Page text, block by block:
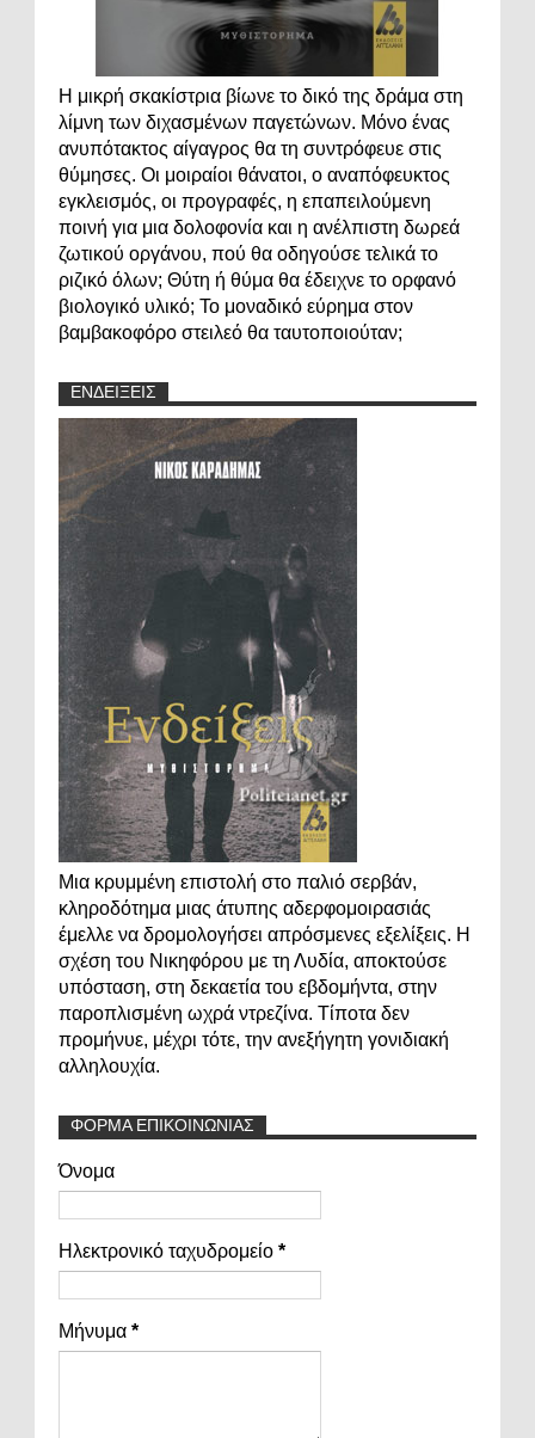
Η μικρή σκακίστρια βίωνε το δικό της δράμα στη
λίμνη των διχασμένων παγετώνων. Μόνο ένας
ανυπότακτος αίγαγρος θα τη συντρόφευε στις
θύμησες. Οι μοιραίοι θάνατοι, ο αναπόφευκτος
εγκλεισμός, οι προγραφές, η επαπειλούμενη
ποινή για μια δολοφονία και η ανέλπιστη δωρεά
ζωτικού οργάνου, πού θα οδηγούσε τελικά το
ριζικό όλων; Θύτη ή θύμα θα έδειχνε το ορφανό
βιολογικό υλικό; Το μοναδικό εύρημα στον
βαμβακοφόρο στειλεό θα ταυτοποιούταν;
ΕΝΔΕΙΞΕΙΣ
Μια κρυμμένη επιστολή στο παλιό σερβάν,
κληροδότημα μιας άτυπης αδερφομοιρασιάς
έμελλε να δρομολογήσει απρόσμενες εξελίξεις. Η
σχέση του Νικηφόρου με τη Λυδία, αποκτούσε
υπόσταση, στη δεκαετία του εβδομήντα, στην
παροπλισμένη ωχρά ντρεζίνα. Τίποτα δεν
προμήνυε, μέχρι τότε, την ανεξήγητη γονιδιακή
αλληλουχία.
ΦΟΡΜΑ ΕΠΙΚΟΙΝΩΝΙΑΣ
Όνομα
Ηλεκτρονικό ταχυδρομείο *
Μήνυμα *